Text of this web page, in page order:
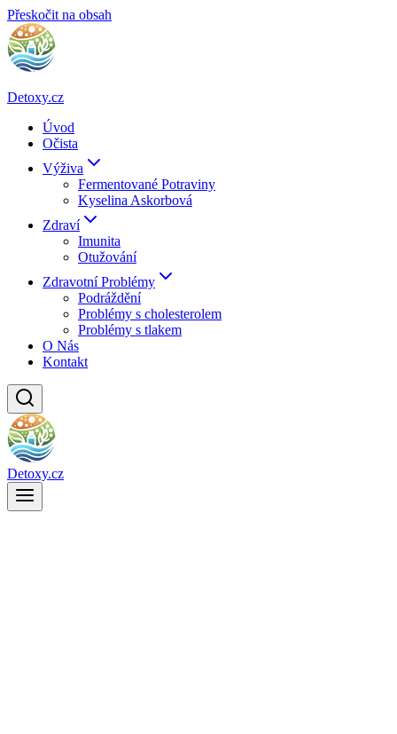
Přeskočit na obsah
Detoxy.cz
Úvod
Očista
Výživa
Fermentované Potraviny
Kyselina Askorbová
Zdraví
Imunita
Otužování
Zdravotní Problémy
Podráždění
Problémy s cholesterolem
Problémy s tlakem
O Nás
Kontakt
Detoxy.cz